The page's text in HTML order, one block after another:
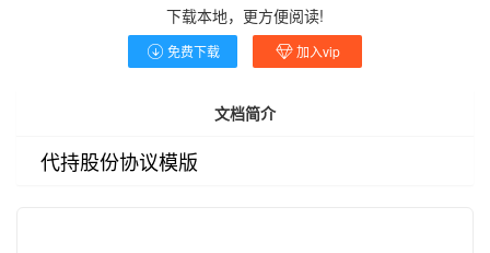
下载本地，更方便阅读!
免费下载 加入vip
文档简介
代持股份协议模版